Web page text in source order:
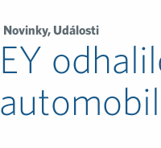
Novinky, Události
EY